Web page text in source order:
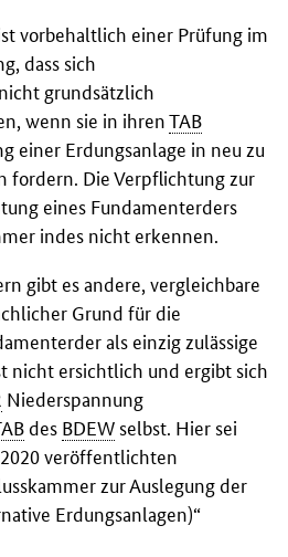
vorbehaltlich einer Prüfung im
dass sich
grundsätzlich
wenn sie in ihrenTAB
einer Erdungsanlage in neu zu
fordern. Die Verpflichtung zur
eines Fundamenterders
indes nicht erkennen.
gibt es andere, vergleichbare
Grund für die
als einzig zulässige
nicht ersichtlich und ergibt sich
Niederspannung
des BDEWselbst. Hier sei
veröffentlichten
zur Auslegung der
Erdungsanlagen)“